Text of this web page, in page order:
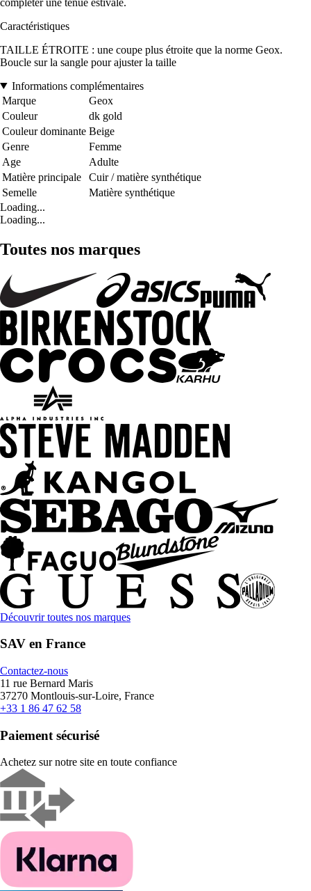
Caractéristiques
TAILLE ÉTROITE : une coupe plus étroite que la norme Geox.
Boucle sur la sangle pour ajuster la taille
Informations complémentaires
Marque
Geox
Couleur
dk gold
Couleur dominante Beige
Genre
Femme
Age
Adulte
Matière principale
Cuir / matière synthétique
Semelle
Matière synthétique
Loading...
Loading...
Toutes nos marques
Découvrir toutes nos marques
SAV en France
Contactez-nous
11 rue Bernard Maris
37270 Montlouis-sur-Loire, France
+33 1 86 47 62 58
Paiement sécurisé
Achetez sur notre site en toute confiance